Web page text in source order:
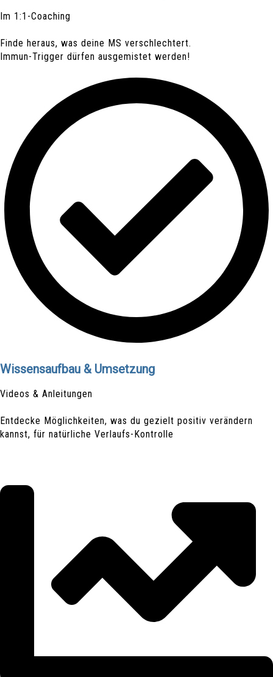
Im 1:1-Coaching
Finde heraus, was deine MS verschlechtert.
Immun-Trigger dürfen ausgemistet werden!
Wissensaufbau & Umsetzung
Videos & Anleitungen
Entdecke Möglichkeiten, was du gezielt positiv verändern
kannst, für natürliche Verlaufs-Kontrolle